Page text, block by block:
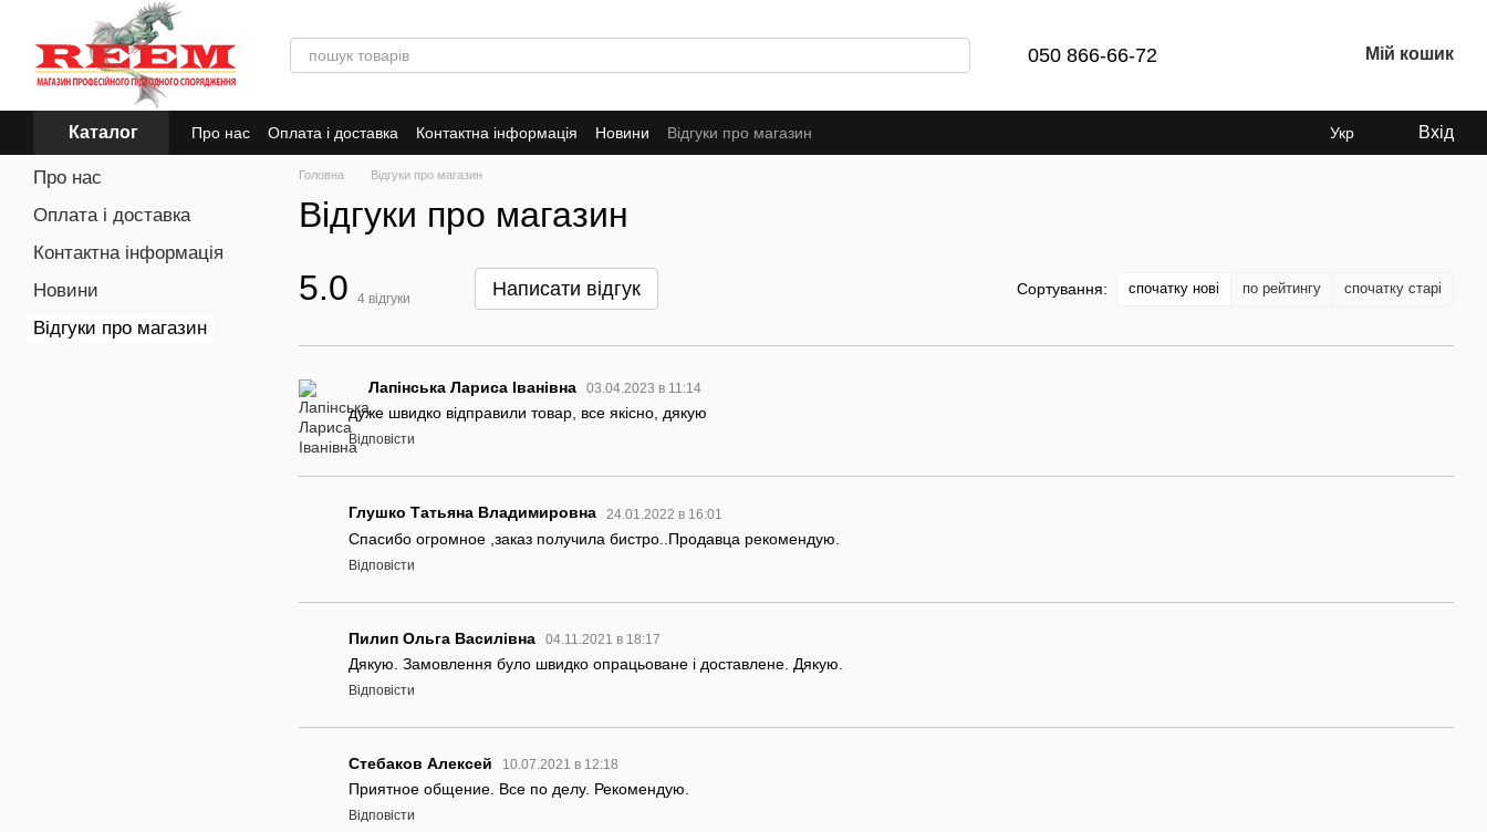
Перейти до основного контенту
050 866-66-72 Мій кошик
Каталог Про нас Оплата і доставка Контактна інформація Новини Відгуки про магазин Укр Вхід
Головна Відгуки про магазин
Відгуки про магазин
5.0
4 відгуки Написати відгук Сортування: спочатку нові по рейтингу спочатку старі
Лапінська Лариса Іванівна 03.04.2023 в 11:14
дуже швидко відправили товар, все якісно, дякую
Відповісти
Глушко Татьяна Владимировна 24.01.2022 в 16:01
Спасибо огромное ,заказ получила бистро..Продавца рекомендую.
Відповісти
Пилип Ольга Василівна 04.11.2021 в 18:17
Дякую. Замовлення було швидко опрацьоване і доставлене. Дякую.
Відповісти
Стебаков Алексей 10.07.2021 в 12:18
Приятное общение. Все по делу. Рекомендую.
Відповісти
Про нас
Оплата і доставка
Контактна інформація
Новини
Відгуки про магазин